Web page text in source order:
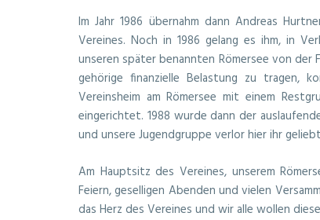
Im Jahr 1986 übernahm dann Andreas
Vereines. Noch in 1986 gelang es ihm, in
unseren später benannten Römersee von der
gehörige finanzielle Belastung zu tragen,
Vereinsheim am Römersee mit einem
eingerichtet. 1988 wurde dann der
und unsere Jugendgruppe verlor hier ihr
Am Hauptsitz des Vereines, unserem
Feiern, geselligen Abenden und vielen
das Herz des Vereines und wir alle wollen